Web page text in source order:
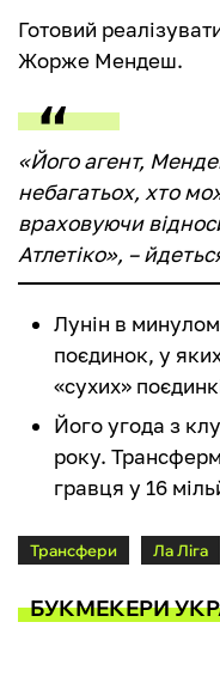
Готовий
Жорже Мендеш.
«Його агент,
небагатьох, хто
враховуючи
Атлетіко», –
Лунін в
поєдинок, у
«сухих»
Його угода з
року.
гравця у 16
Трансфери Ла Ліга
БУКМЕКЕРИ